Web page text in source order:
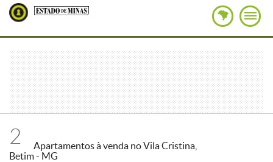
2
Apartamentos à venda no Vila Cristina,
Betim - MG